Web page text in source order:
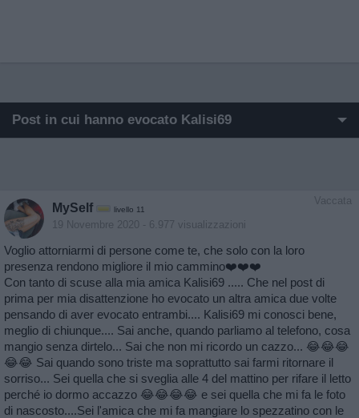
Post in cui hanno evocato Kalisi69
Post di Kalisi69 in ordine cronologico
Post commentati da Kalisi69
Primi post di Kalisi69
Vaccata
MySelf livello 11
19 Novembre 2020 - 6.977 visualizzazioni
Voglio attorniarmi di persone come te, che solo con la loro
presenza rendono migliore il mio cammino❤️❤️❤️
Con tanto di scuse alla mia amica Kalisi69 ..... Che nel post di
prima per mia disattenzione ho evocato un altra amica due volte
pensando di aver evocato entrambi.... Kalisi69 mi conosci bene,
meglio di chiunque.... Sai anche, quando parliamo al telefono, cosa
mangio senza dirtelo... Sai che non mi ricordo un cazzo... 😂😂😂
😂😂 Sai quando sono triste ma soprattutto sai farmi ritornare il
sorriso... Sei quella che si sveglia alle 4 del mattino per rifare il letto
perché io dormo accazzo 😂😂😂😂 e sei quella che mi fa le foto
di nascosto....Sei l'amica che mi fa mangiare lo spezzatino con le